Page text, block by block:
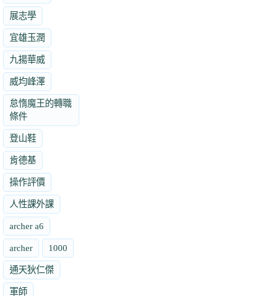
展志學
宜雄玉潤
九揚華威
威均峰澤
怠惰魔王的轉職
條件
登山鞋
肯德基
操作評價
人性課外課
archer a6
archer 1000
通天狄仁傑
軍師